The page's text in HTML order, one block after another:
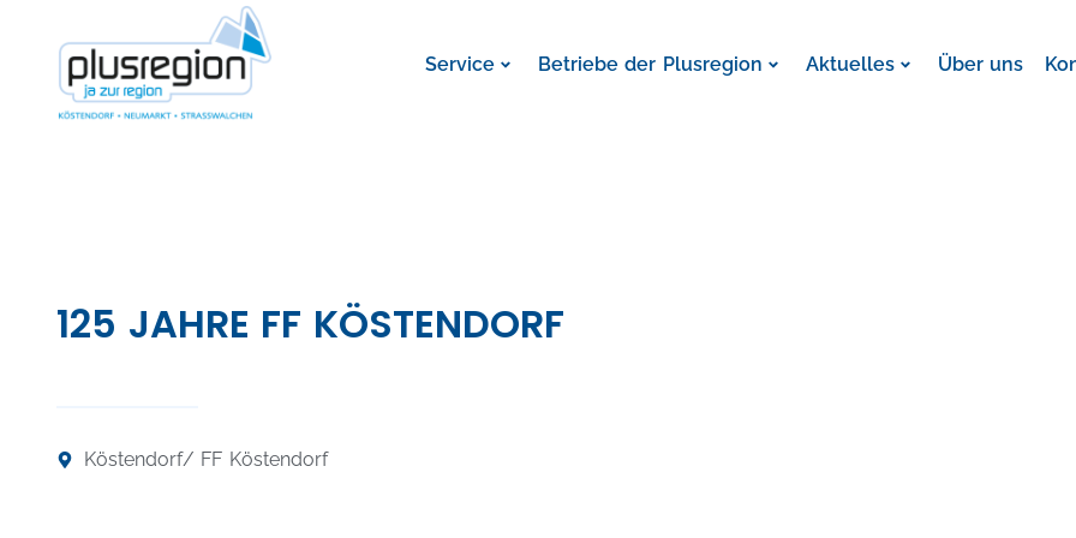
Service Betriebe der Plusregion Aktuelles Über uns
125 JAHRE FF KÖSTENDORF
Köstendorf/ FF Köstendorf